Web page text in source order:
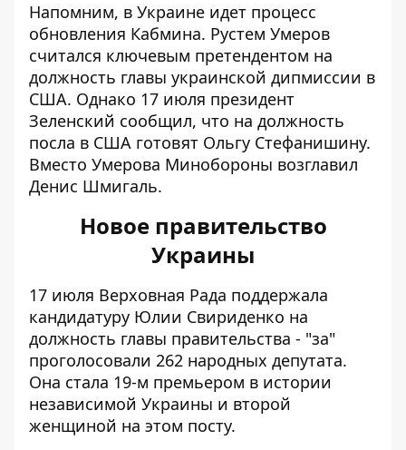
Напомним, в Украине идет процесс
обновления Кабмина. Рустем Умеров
считался ключевым претендентом на
должность главы украинской дипмиссии в
США. Однако 17 июля президент
Зеленский сообщил, что на должность
посла в США готовят Ольгу Стефанишину.
Вместо Умерова Минобороны возглавил
Денис Шмигаль.
Новое правительство
Украины
17 июля Верховная Рада поддержала
кандидатуру Юлии Свириденко на
должность главы правительства - "за"
проголосовали 262 народных депутата.
Она стала 19-м премьером в истории
независимой Украины и второй
женщиной на этом посту.